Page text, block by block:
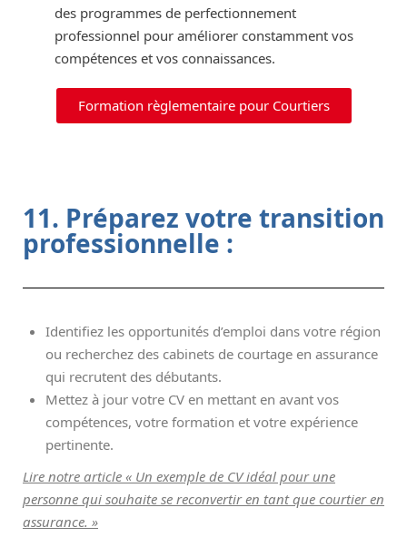
des programmes de perfectionnement
professionnel pour améliorer constamment vos
compétences et vos connaissances.
Formation règlementaire pour Courtiers
11. Préparez votre transition
professionnelle :
Identifiez les opportunités d’emploi dans votre région
ou recherchez des cabinets de courtage en assurance
qui recrutent des débutants.
Mettez à jour votre CV en mettant en avant vos
compétences, votre formation et votre expérience
pertinente.
Lire notre article « Un exemple de CV idéal pour une
personne qui souhaite se reconvertir en tant que courtier en
assurance. »